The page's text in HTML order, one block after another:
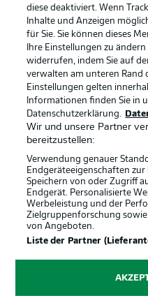
Datenschutz
Kontakt
Impressum
Spieler
AGB
© 2026
diese deaktiviert. Wenn
Inhalte und Anzeigen
für Sie. Sie können dieses
Ihre Einstellungen zu
widerrufen, indem Sie auf
verwalten am unteren Rand
Einstellungen gelten
Informationen finden Sie in
Datenschutzerklärung.
Wir und unsere Partner
bereitzustellen:
Verwendung genauer
Endgeräteeigenschaften
Speichern von oder Zugriff
Endgerät. Personalisierte
Werbeleistung und der
Zielgruppenforschung
von Angeboten.
Liste der Partner